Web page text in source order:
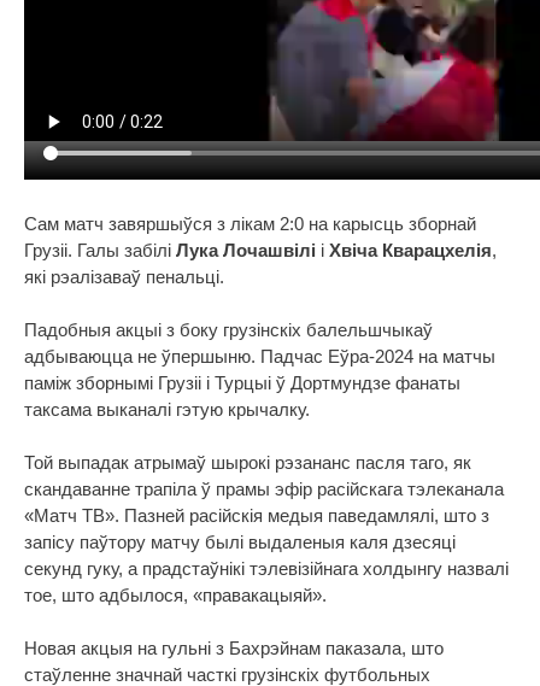
Сам матч завяршыўся з лікам 2:0 на карысць зборнай
Грузіі. Галы забілі Лука Лочашвілі і Хвіча Кварацхелія,
які рэалізаваў пенальці.
Падобныя акцыі з боку грузінскіх балельшчыкаў
адбываюцца не ўпершыню. Падчас Еўра-2024 на матчы
паміж зборнымі Грузіі і Турцыі ў Дортмундзе фанаты
таксама выканалі гэтую крычалку.
Той выпадак атрымаў шырокі рэзананс пасля таго, як
скандаванне трапіла ў прамы эфір расійскага тэлеканала
«Матч ТВ». Пазней расійскія медыя паведамлялі, што з
запісу паўтору матчу былі выдаленыя каля дзесяці
секунд гуку, а прадстаўнікі тэлевізійнага холдынгу назвалі
тое, што адбылося, «правакацыяй».
Новая акцыя на гульні з Бахрэйнам паказала, што
стаўленне значнай часткі грузінскіх футбольных